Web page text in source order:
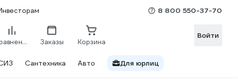
8 800 550-37-70
Сравнение Заказы Корзина
Войти
Сантехника Авто Для юрлиц